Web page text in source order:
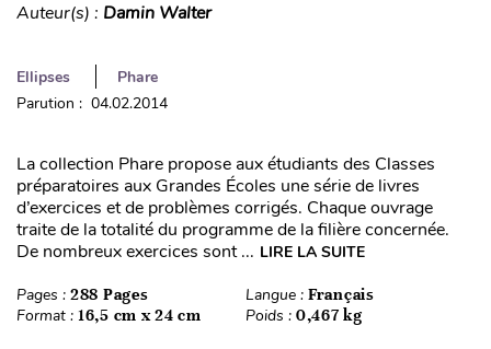
Auteur(s) : Damin Walter
Ellipses
Phare
Parution : 04.02.2014
La collection Phare propose aux étudiants des Classes
préparatoires aux Grandes Écoles une série de livres
d’exercices et de problèmes corrigés. Chaque ouvrage
traite de la totalité du programme de la filière concernée.
De nombreux exercices sont ... LIRE LA SUITE
Pages : 288 Pages Langue : Français
Format : 16,5 cm x 24 cm Poids : 0,467 kg